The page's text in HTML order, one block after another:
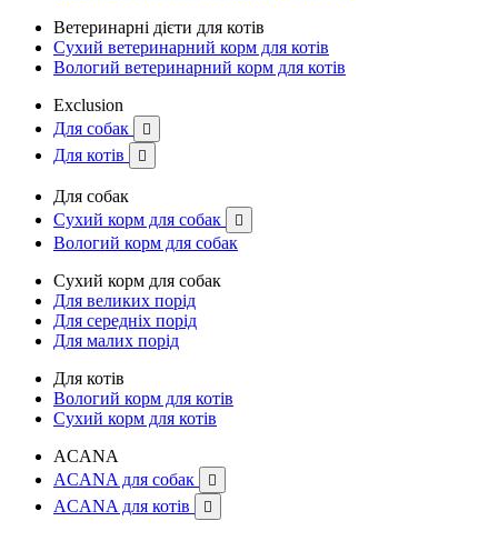
Ветеринарні дієти для котів
Сухий ветеринарний корм для котів
Вологий ветеринарний корм для котів
Exclusion
Для собак

Для котів 
Для собак
Сухий корм для собак

Вологий корм для собак
Сухий корм для собак
Для великих порід
Для середніх порід
Для малих порід
Для котів
Вологий корм для котів
Сухий корм для котів
ACANA
ACANA для собак

ACANA для котів 